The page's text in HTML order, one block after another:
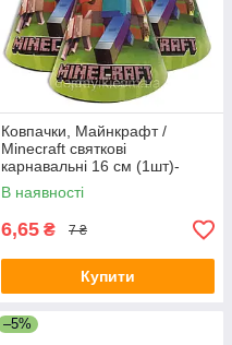
Ковпачки, Майнкрафт /
Minecraft святкові
карнавальні 16 см (1шт)-
В наявності
6,65 ₴ 7 ₴
Купити
–5%